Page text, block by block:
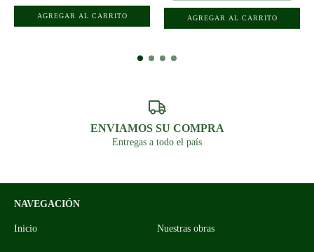
ENVIAMOS SU COMPRA
Entregas a todo el país
NAVEGACIÓN
Inicio Nuestras obras